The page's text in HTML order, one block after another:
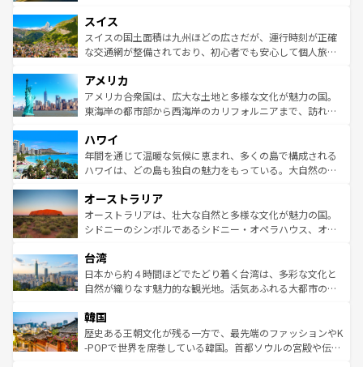
れる地方に足を運ぶとそれぞれで全く異なる文化を体験で
きるだろう。 なお、新着のフランス情報はコンテンツ一覧
を参照してほしい。
は、お酒好きな人にはぜひ体験してほしい。 なお、新着の
ドイツ情報はコンテンツ一覧を参照してほしい。
リアごとに異なる魅力がある。また、優雅なアフタヌーン
ティー、ビール好きにはたまらない英国パブ、サッカー観
戦など、本場だからこそできる体験も豊富。イギリスを旅
ンツ一覧を参照してほしい。
スイス
スイスの国土面積は九州ほどの広さだが、運行時刻が正確
な交通網が整備されており、初心者でも安心して個人旅行
の建物がそのまま残る町や、スイスならではのユニークな
博物館もあり、アルプス観光だけでなく町歩きも満喫する
ことができる。国民の所得が高いため物価も高いが、旅行
ば市内交通費無料で観光を楽しむこともできる。 なお、新
着のスイス情報はコンテンツ一覧 を参照してほしい。
アメリカ
アメリカ合衆国は、広大な土地と多様な文化が魅力の国。
東海岸の都市部から西海岸のカリフォルニアまで、訪れる
のような巨大都市は、観光、ショッピング、エンターテイ
ンメントが詰まった刺激的なスポットだ。一方、アメリカ
西部には大自然が広がり、グランドキャニオンやイエロー
部のニューオーリンズでは、音楽と美食が融合した独特の
文化が魅力。旅行者はアメリカの各地域で異なる魅力を楽
しみながら、その多様性と豊かな歴史を感じることができ
ならではの贅沢な旅のスタイルだ。 なお、新着のアメリカ
情報はコンテンツ一覧を参照してほしい。
ハワイ
年間を通じて温暖な気候に恵まれ、多くの島で構成される
ハワイは、どの島も独自の魅力をもっている。大自然の神
ワイ島は見逃せない。また、定番の観光地といえばオアフ
島だが、静かな自然を求めるならマウイ島やカウアイ島が
おすすめ。エメラルドグリーンに輝く海をはじめ、豊かな
れるおもてなしの心で訪れる人々を迎えてくれるハワイの
人々、おいしいローカルフードやハワイアンミュージッ
ク、伝統的なフラダンスなど、すべてがハワイの魅力を彩
ワイを、存分に味わってほしい。 なお、新着のハワイ情報
はコンテンツ一覧を参照してほしい。
オーストラリア
オーストラリアは、壮大な自然と多様な文化が魅力の国。
シドニーのシンボルであるシドニー・オペラハウス、オー
リアリーフや大陸中央部にそびえるウルル（エアーズロッ
ク）、タスマニアの美しい原生林やケアンズの熱帯雨林な
ど、見どころがたくさん。また、カフェやワイン、オージ
いる。アクティビティも充実しており、サーフィンやダイ
ビング、ハイキングなど、アウトドア好きにはたまらな
い。オーストラリアの多彩な魅力を存分に味わいつくそ
台湾
日本から約４時間ほどでたどり着く台湾は、多彩な文化と
自然が織りなす魅力的な観光地。活気あふれる大都市の台
ン）、静ひつな山岳地帯である台湾東部など、都市の喧騒
と山間の静けさが共存しており、訪れる人に新しい発見と
驚きをもたらしてくれる。また、奥深い台湾の食文化も魅
韓国
歴史ある王朝文化が残る一方で、最先端のファッションやK
-POPで世界を席巻している韓国。首都ソウルの宮殿や伝統